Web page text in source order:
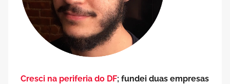
Cresci na periferia do DF; fundei duas empresas